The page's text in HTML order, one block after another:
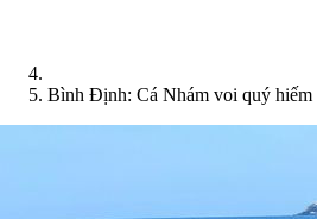
Bình Định: Cá Nhám voi quý hiếm